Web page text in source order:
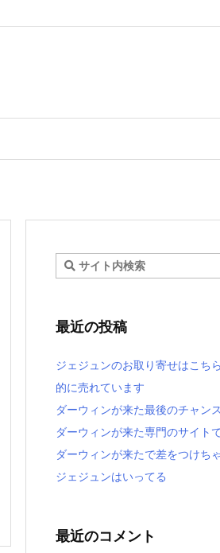
最近の投稿
ジェジュンのお取り寄せはこち
的に売れています
ダーウィンが来た最後のチャン
ダーウィンが来た専門のサイトで
ダーウィンが来たで差をつけち
ジェジュンはいってる
最近のコメント